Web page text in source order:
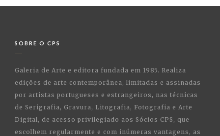
SOBRE O CPS
Galeria de Arte e editora fundada em 1985. Realiza
edições de arte contemporânea, limitadas e assinadas
por artistas portugueses e estrangeiros, nas técnicas
de Serigrafia, Gravura, Litografia, Fotografia e Arte
Digital, de acesso privilegiado aos Sócios CPS, que
escolhem regularmente e com inúmeras vantagens, as